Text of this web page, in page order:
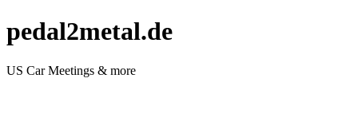
pedal2metal.de
US Car Meetings & more